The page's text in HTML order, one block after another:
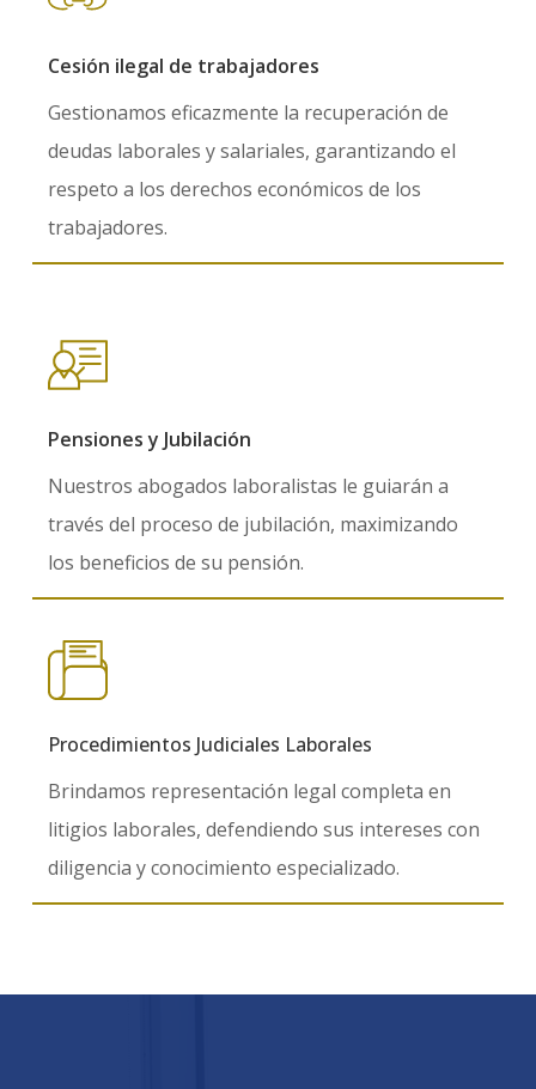
Cesión ilegal de trabajadores
Gestionamos eficazmente la recuperación de
deudas laborales y salariales, garantizando el
respeto a los derechos económicos de los
trabajadores.
Pensiones y Jubilación
Nuestros abogados laboralistas le guiarán a
través del proceso de jubilación, maximizando
los beneficios de su pensión.
Procedimientos Judiciales Laborales
Brindamos representación legal completa en
litigios laborales, defendiendo sus intereses con
diligencia y conocimiento especializado.